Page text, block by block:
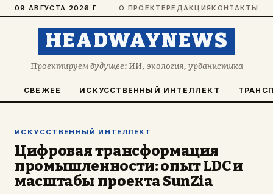
09 АВГУСТА 2026 Г. О ПРОЕКТЕРЕДАКЦИЯКОНТАКТЫ
HEADWAYNEWS
Проектируем будущее: ИИ, экология, урбанистика
СВЕЖЕЕ ИСКУССТВЕННЫЙ ИНТЕЛЛЕКТ
ИСКУССТВЕННЫЙ ИНТЕЛЛЕКТ
Цифровая трансформация
промышленности: опыт LDC и
масштабы проекта SunZia